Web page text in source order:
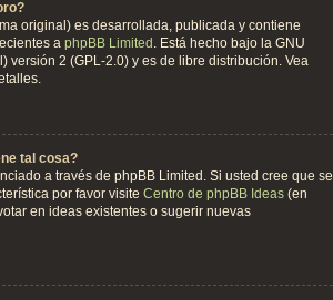
original) es desarrollada, publicada y contiene
a phpBB Limited . Está hecho bajo la GNU
versión 2 (GPL-2.0) y es de libre distribución. Vea
tal cosa?
a través de phpBB Limited. Si usted cree que se
por favor visite Centro de phpBB Ideas (en
en ideas existentes o sugerir nuevas